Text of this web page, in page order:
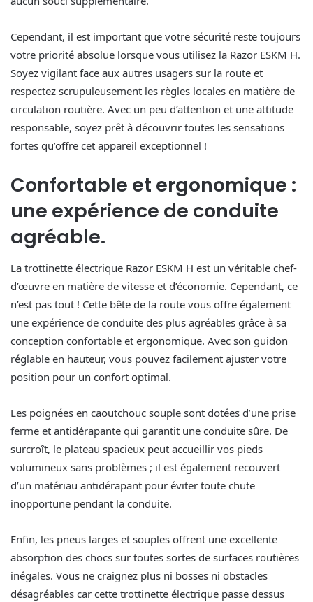
Cependant, il est important que votre sécurité reste toujours
votre priorité absolue lorsque vous utilisez la Razor ESKM H.
Soyez vigilant face aux autres usagers sur la route et
respectez scrupuleusement les règles locales en matière de
circulation routière. Avec un peu d’attention et une attitude
responsable, soyez prêt à découvrir toutes les sensations
fortes qu’offre cet appareil exceptionnel !
Confortable et ergonomique :
une expérience de conduite
agréable.
La trottinette électrique Razor ESKM H est un véritable chef-
d’œuvre en matière de vitesse et d’économie. Cependant, ce
n’est pas tout ! Cette bête de la route vous offre également
une expérience de conduite des plus agréables grâce à sa
conception confortable et ergonomique. Avec son guidon
réglable en hauteur, vous pouvez facilement ajuster votre
position pour un confort optimal.
Les poignées en caoutchouc souple sont dotées d’une prise
ferme et antidérapante qui garantit une conduite sûre. De
surcroît, le plateau spacieux peut accueillir vos pieds
volumineux sans problèmes ; il est également recouvert
d’un matériau antidérapant pour éviter toute chute
inopportune pendant la conduite.
Enfin, les pneus larges et souples offrent une excellente
absorption des chocs sur toutes sortes de surfaces routières
inégales. Vous ne craignez plus ni bosses ni obstacles
désagréables car cette trottinette électrique passe dessus